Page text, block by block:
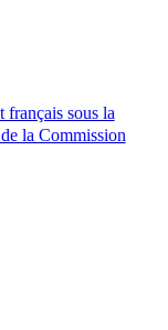
français sous la
la Commission